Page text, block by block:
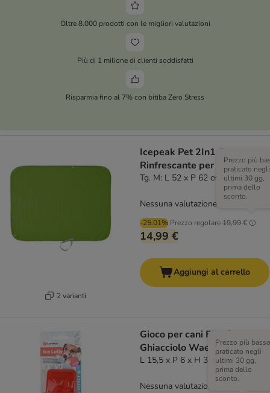
Oltre 8.000 prodotti con le migliori valutazioni
Più di 1 milione di clienti soddisfatti
Risparmia fino al 7% con bitiba Zero Stress
2 varianti
Icepeak Pet 2In1 Coperta
Rinfrescante per cani, verde
Tg. M: L 52 x P 62 cm
-25.01% Prezzo regolare19,99 €
Prezzo più
praticato negli
ultimi 30 gg,
prima dello
sconto.
14,99 €
Nessuna valutazione
Aggiungi al carrello
Gioco per cani Flamingo
Ghiacciolo Wael
L 15,5 x P 6 x H 3,5 cm
Prezzo più basso
praticato negli
ultimi 30 gg,
prima dello
sconto.
Nessuna valutazione